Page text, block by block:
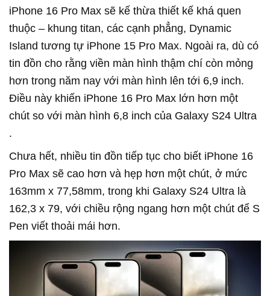
iPhone 16 Pro Max sẽ kế thừa thiết kế khá quen
thuộc – khung titan, các cạnh phẳng, Dynamic
Island tương tự iPhone 15 Pro Max. Ngoài ra, dù có
tin đồn cho rằng viền màn hình thậm chí còn mỏng
hơn trong năm nay với màn hình lên tới 6,9 inch.
Điều này khiến iPhone 16 Pro Max lớn hơn một
chút so với màn hình 6,8 inch của Galaxy S24 Ultra
.
Chưa hết, nhiều tin đồn tiếp tục cho biết iPhone 16
Pro Max sẽ cao hơn và hẹp hơn một chút, ở mức
163mm x 77,58mm, trong khi Galaxy S24 Ultra là
162,3 x 79, với chiều rộng ngang hơn một chút để S
Pen viết thoải mái hơn.